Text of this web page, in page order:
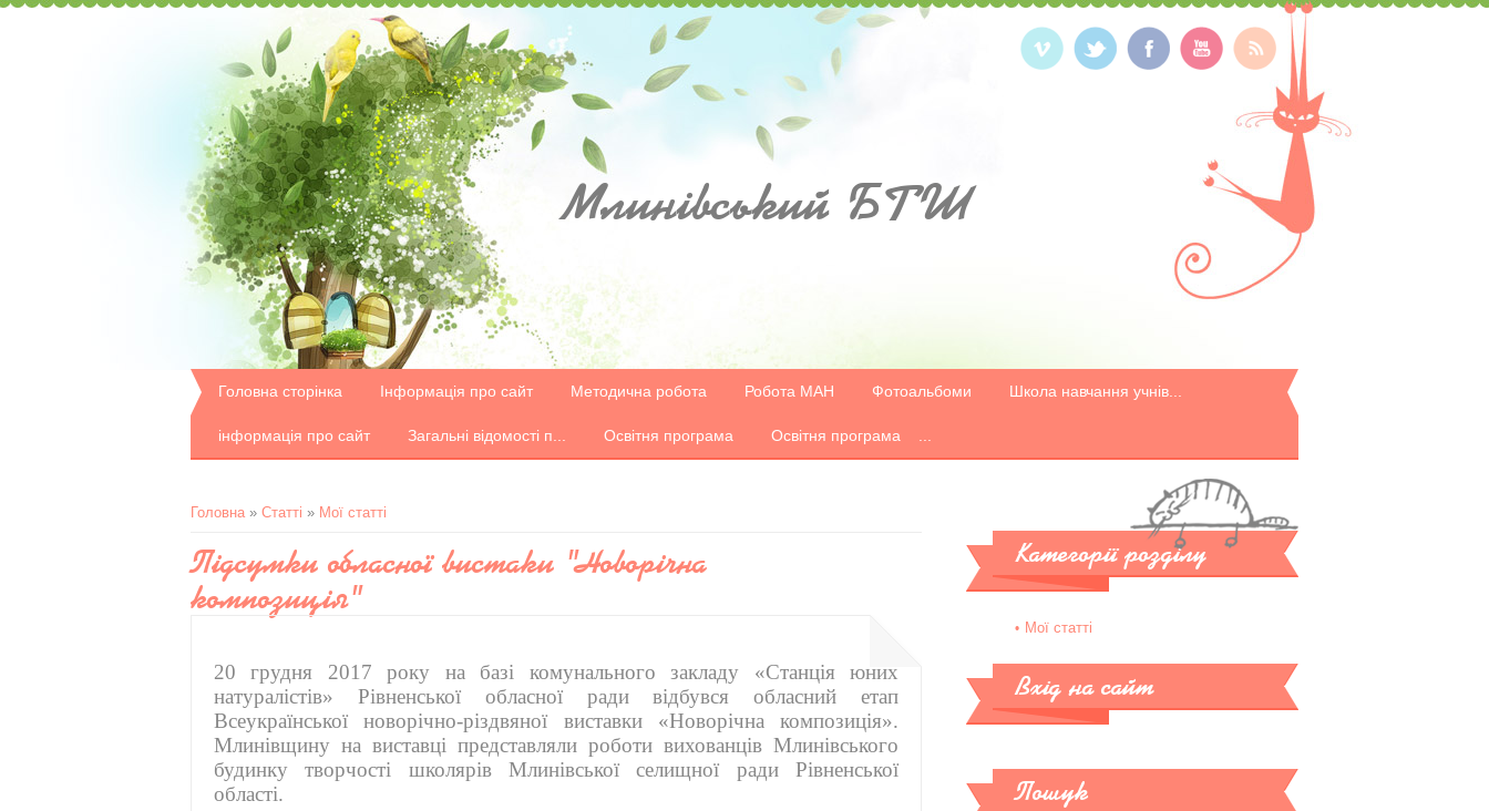
МлинівськийБТШ
Головна сторінка Інформація про сайт Методична робота Робота МАН Фотоальбоми Школа навчання учнів...
інформація про сайт Загальні відомості п... Освітня програма Освітня програма ...
Головна» Статті » Мої статті
Підсумки обласної вистаки "Новорічна
композиція"
20 грудня 2017 року на базі комунального закладу «Станція юних
натуралістів» Рівненської обласної ради відбувся обласний етап
Всеукраїнської новорічно-різдвяної виставки «Новорічна композиція».
Млинівщину на виставці представляли роботи вихованців Млинівського
будинку творчості школярів Млинівської селищної ради Рівненської
області.
Категорії розділу
Мої статті
Вхід на сайт
Пошук